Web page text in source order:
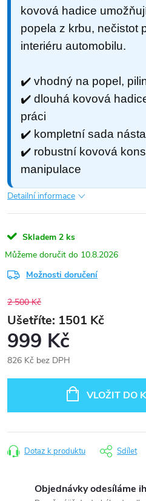
kovová hadice
popela z krbu, nečistot
interiéru automobilu.
✔️ vhodný na popel,
✔️ dlouhá kovová
práci
✔️ kompletní sada
✔️ robustní kovová
manipulace
Detailní informace
Skladem 2 ks
10.8.2026
Možnosti doručení
2 500 Kč
1501
999 Kč
826 Kč bez DPH
VLOŽIT DO
Dotaz k produktu Sdílet
Objednávky odesíláme